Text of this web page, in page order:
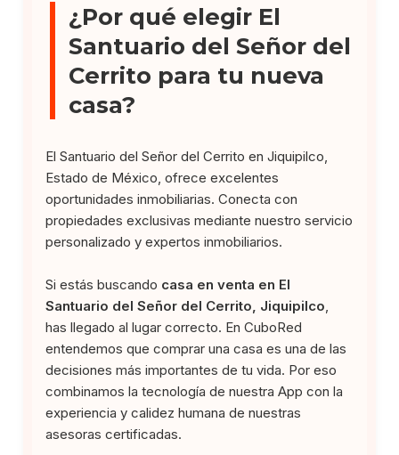
¿Por qué elegir El
Santuario del Señor del
Cerrito para tu nueva
casa?
El Santuario del Señor del Cerrito en Jiquipilco,
Estado de México, ofrece excelentes
oportunidades inmobiliarias. Conecta con
propiedades exclusivas mediante nuestro servicio
personalizado y expertos inmobiliarios.
Si estás buscando casa en venta en El
Santuario del Señor del Cerrito, Jiquipilco
has llegado al lugar correcto. En CuboRed
entendemos que comprar una casa es una de las
decisiones más importantes de tu vida. Por eso
combinamos la tecnología de nuestra App con la
experiencia y calidez humana de nuestras
asesoras certificadas.